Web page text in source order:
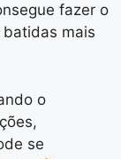
fazer o
mais
o
se